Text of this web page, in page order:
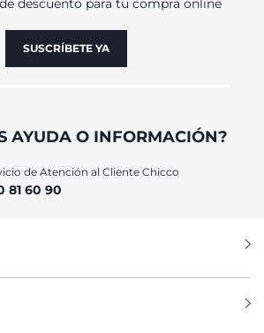
descuento para tu compra online
SUSCRÍBETE YA
AYUDA O INFORMACIÓN?
de Atención al Cliente Chicco
81 60 90